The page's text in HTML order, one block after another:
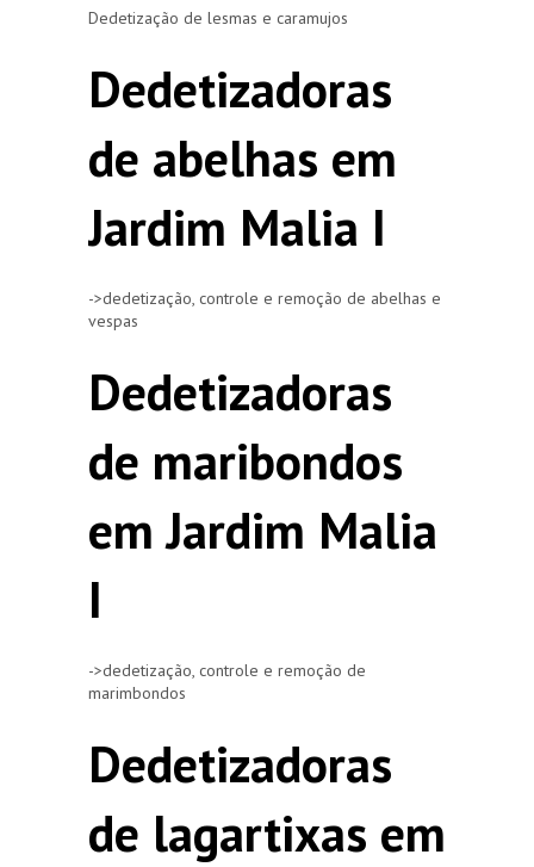
Dedetização de lesmas e caramujos
Dedetizadoras
de abelhas em
Jardim Malia I
->dedetização, controle e remoção de abelhas e
vespas
Dedetizadoras
de maribondos
em Jardim Malia
I
->dedetização, controle e remoção de
marimbondos
Dedetizadoras
de lagartixas em